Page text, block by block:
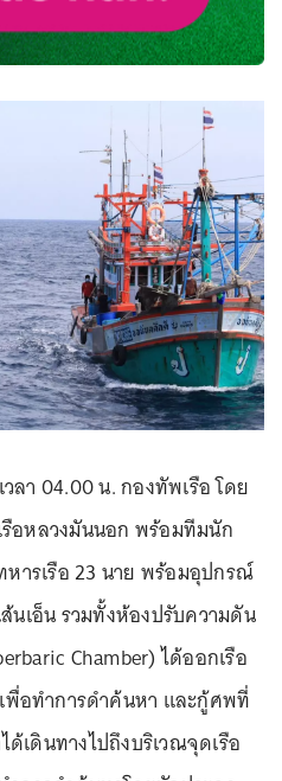
ลา 04.00 น. กองทัพเรือ โดย
รือหลวงมันนอก พร้อมทีมนัก
ารเรือ 23 นาย พร้อมอุปกรณ์
นเอ็น รวมทั้งห้องปรับความดัน
Chamber) ได้ออกเรือ
พื่อทำการดำค้นหา และกู้ศพที่
เดินทางไปถึงบริเวณจุดเรือ